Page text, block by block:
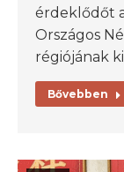
érdeklődőt
Országos
régiójának
Bővebben